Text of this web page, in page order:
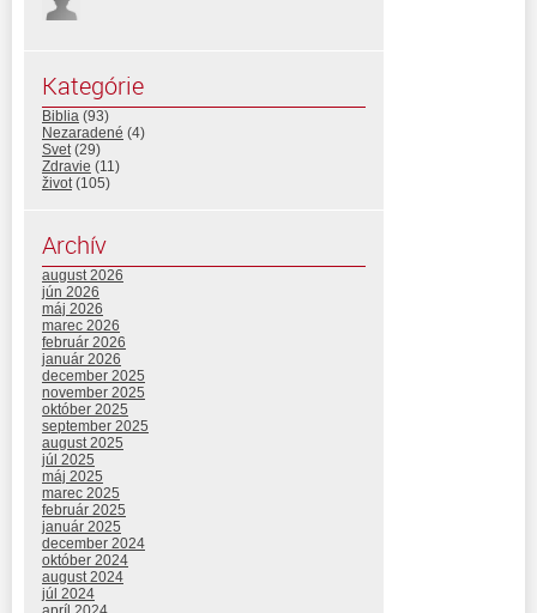
Kategórie
Biblia (93)
Nezaradené (4)
Svet(29)
Zdravie (11)
život(105)
Archív
august 2026
jún 2026
máj 2026
marec 2026
február 2026
január 2026
december 2025
november 2025
október 2025
september 2025
august 2025
júl 2025
máj 2025
marec 2025
február 2025
január 2025
december 2024
október 2024
august 2024
júl 2024